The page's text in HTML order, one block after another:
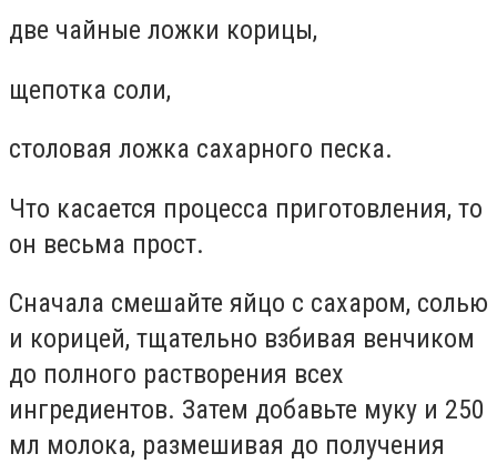
две чайные ложки корицы,
щепотка соли,
столовая ложка сахарного песка.
Что касается процесса приготовления, то
он весьма прост.
Сначала смешайте яйцо с сахаром, солью
и корицей, тщательно взбивая венчиком
до полного растворения всех
ингредиентов. Затем добавьте муку и 250
мл молока, размешивая до получения